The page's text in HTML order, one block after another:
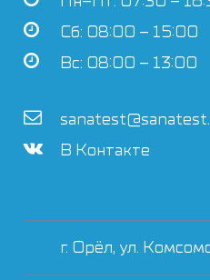
Сб: 08:00 – 15:00
Вс: 08:00 – 13:00
В Контакте
г. Орёл, ул.